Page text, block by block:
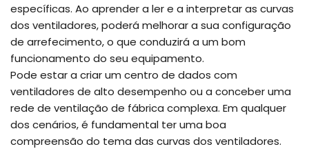
específicas. Ao aprender a ler e a interpretar as curvas
dos ventiladores, poderá melhorar a sua configuração
de arrefecimento, o que conduzirá a um bom
funcionamento do seu equipamento.
Pode estar a criar um centro de dados com
ventiladores de alto desempenho ou a conceber uma
rede de ventilação de fábrica complexa. Em qualquer
dos cenários, é fundamental ter uma boa
compreensão do tema das curvas dos ventiladores.